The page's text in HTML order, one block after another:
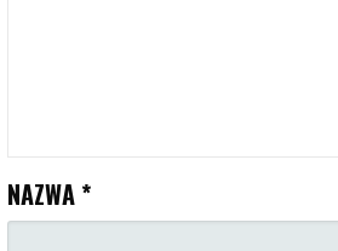
NAZWA *